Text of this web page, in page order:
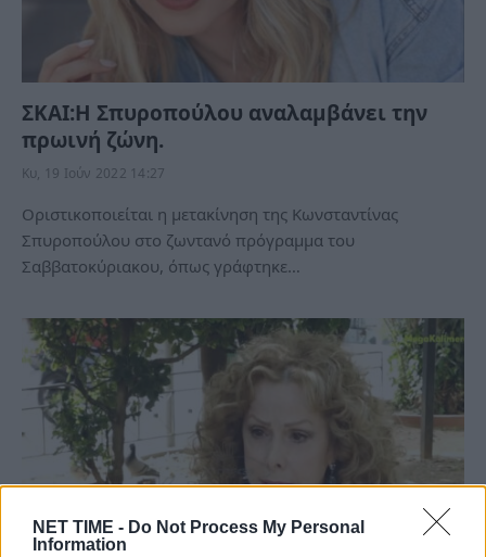
NET TIME - Do Not Process My Personal
Information
ΣΚΑΙ:H Σπυροπούλου αναλαμβάνει την
πρωινή ζώνη.
Κυ, 19 Ιούν 2022 14:27
Οριστικοποιείται η μετακίνηση της Κωνσταντίνας
Σπυροπούλου στο ζωντανό πρόγραμμα του
Σαββατοκύριακου, όπως γράφτηκε…